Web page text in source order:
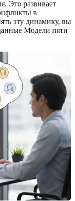
Это развивает
в
эту динамику, вы
Модели пяти